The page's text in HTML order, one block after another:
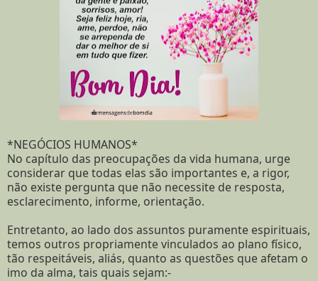
*NEGÓCIOS HUMANOS*
No capítulo das preocupações da vida humana, urge
considerar que todas elas são importantes e, a rigor,
não existe pergunta que não necessite de resposta,
esclarecimento, informe, orientação.
Entretanto, ao lado dos assuntos puramente espirituais,
temos outros propriamente vinculados ao plano físico,
tão respeitáveis, aliás, quanto as questões que afetam o
imo da alma, tais quais sejam:-